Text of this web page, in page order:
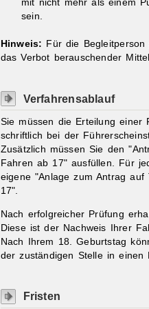
mit nicht mehr als einem
sein.
Hinweis: Für die
das Verbot berauschender
Verfahrensablauf
Sie müssen die Erteilung einer
schriftlich bei der
Zusätzlich müssen Sie den
Fahren ab 17" ausfüllen. Für
eigene "Anlage zum Antrag
17".
Nach erfolgreicher Prüfung
Diese ist der Nachweis Ihrer
Nach Ihrem 18. Geburtstag
der zuständigen Stelle in einen
Fristen